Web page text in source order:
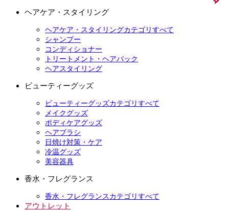
ヘアケア・スタイリング
ヘアケア・スタイリングカテゴリすべて
シャンプー
コンディショナー
トリートメント・ヘアパック
ヘアスタイリング
ビューティーグッズ
ビューティーグッズカテゴリすべて
メイクグッズ
ボディケアグッズ
ヘアブラシ
日焼け対策・ケア
冷温グッズ
美容器具
香水・フレグランス
香水・フレグランスカテゴリすべて
アウトレット